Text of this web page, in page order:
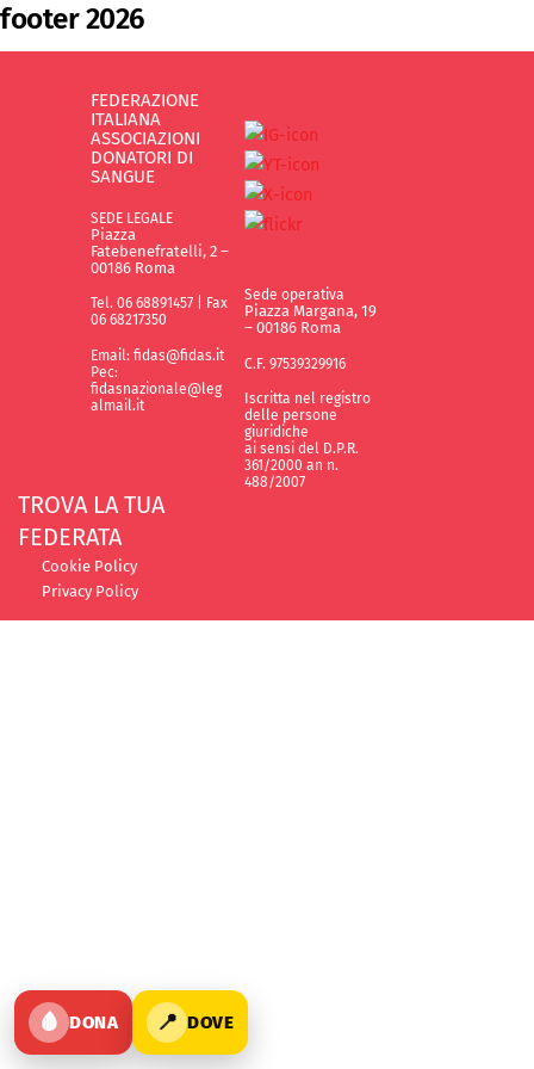
footer 2026
FEDERAZIONE
ITALIANA
ASSOCIAZIONI
DONATORI DI
SANGUE
SEDE LEGALE
Piazza
Fatebenefratelli, 2 –
00186 Roma
Tel. 06 68891457 | Fax
06 68217350
Email: fidas@fidas.it
Pec:
fidasnazionale@leg
almail.it
Sede operativa
Piazza Margana, 19
– 00186 Roma
C.F. 97539329916
Iscritta nel registro
delle persone
giuridiche
ai sensi del D.P.R.
361/2000 an n.
488/2007
TROVA LA TUA
FEDERATA
Cookie Policy
Privacy Policy
🩸 DONA 📍 DOVE